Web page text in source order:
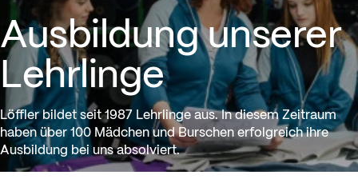
Ausbildung unserer
Lehrlinge
Löffler bildet seit 1987 Lehrlinge aus. In diesem Zeitraum
haben über 100 Mädchen und Burschen erfolgreich ihre
Ausbildung bei uns absolviert.